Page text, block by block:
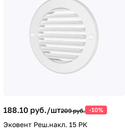
188.10 руб./шт209 руб. -10%
Эковент Реш.накл. 15 РК